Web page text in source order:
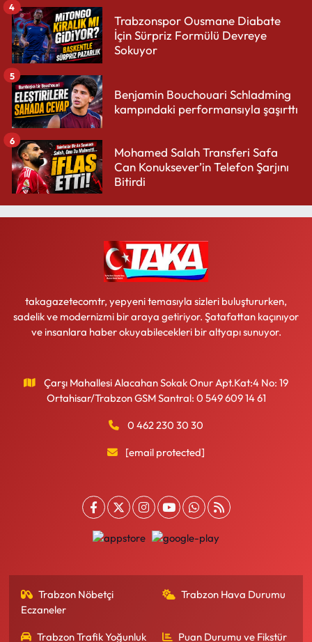
Trabzonspor Ousmane Diabate
İçin Sürpriz Formülü Devreye
Sokuyor
4
Benjamin Bouchouari Schladming
kampındaki performansıyla şaşırttı
5
Mohamed Salah Transferi Safa
Can Konuksever’in Telefon Şarjını
Bitirdi
6
takagazetecomtr, yepyeni temasıyla sizleri buluştururken,
sadelik ve modernizmi bir araya getiriyor. Şatafattan kaçınıyor
ve insanlara haber okuyabilecekleri bir altyapı sunuyor.
Çarşı Mahallesi Alacahan Sokak Onur Apt.Kat:4 No: 19
Ortahisar/Trabzon GSM Santral: 0 549 609 14 61
0 462 230 30 30
[email protected]
Trabzon Nöbetçi
Eczaneler
Trabzon Hava Durumu
Trabzon Trafik Yoğunluk Puan Durumu ve Fikstür